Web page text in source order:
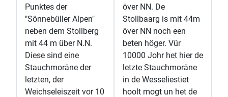
Punktes der
"Sönnebüller Alpen"
neben dem Stollberg
mit 44 m über N.N.
Diese sind eine
Stauchmoräne der
letzten, der
Weichseleiszeit vor 10
över NN. De
Stollbaarg is mit 44m
över NN noch een
beten höger. Vür
10000 Johr het hier de
letzte Stauchmoräne
in de Wesseliestiet
hoolt mogt un het de